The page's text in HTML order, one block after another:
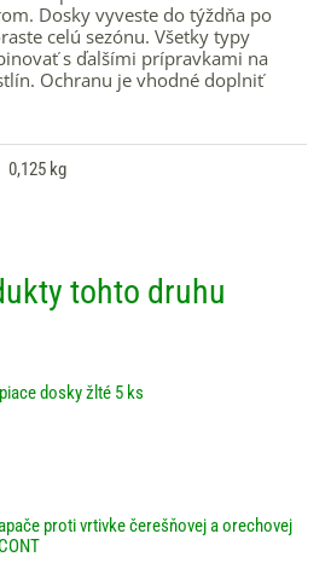
Dosky vyveste do týždňa po
celú sezónu. Všetky typy
s ďalšími prípravkami na
Ochranu je vhodné doplniť
0,125 kg
tohto druhu
dosky žlté 5 ks
proti vrtivke čerešňovej a orechovej